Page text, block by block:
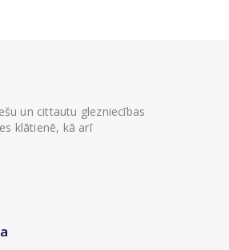
un cittautu glezniecības
klātienē, kā arī